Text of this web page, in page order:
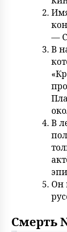
—
В
В
Он
Смерть